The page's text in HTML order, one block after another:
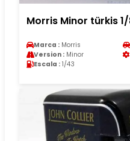
Morris Minor türkis
Marca : Morris
Version : Minor
Escala : 1/43